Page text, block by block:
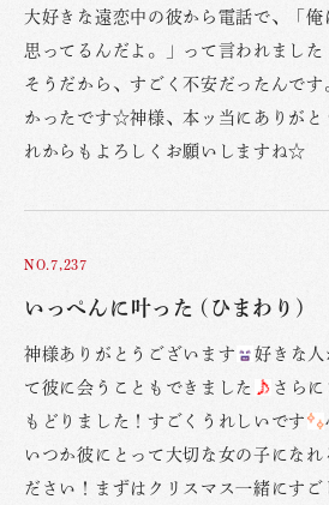
大好きな遠恋中の彼から電話で、「俺
思ってるんだよ。」って言われました
そうだから、すごく不安だったんです
かったです☆神様、本ッ当にありがと
れからもよろしくお願いしますね☆
NO.7,237
いっぺんに叶った (ひまわり)
神様ありがとうございます
好きな人
て彼に会うこともできました
さら
もどりました！すごくうれしいです
いつか彼にとって大切な女の子になれ
ださい！まずはクリスマス一緒にすご